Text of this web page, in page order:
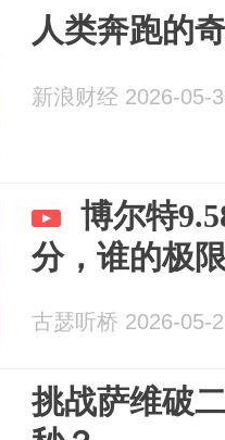
人类奔跑的
新浪财经 2026-05-
博尔特
分，谁的极
古瑟听桥 2026-05-
挑战萨维破